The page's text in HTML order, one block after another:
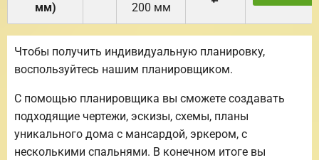
мм)
200 мм
Чтобы получить индивидуальную планировку,
воспользуйтесь нашим планировщиком.
С помощью планировщика вы сможете создавать
подходящие чертежи, эскизы, схемы, планы
уникального дома с мансардой, эркером, с
несколькими спальнями. В конечном итоге вы